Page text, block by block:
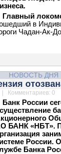
Главный
в
Чадан-Ак-
НОВОСТЬ ДНЯ
Комментариев: 0
Банк России
БАНК «НБТ».
России.
Банка